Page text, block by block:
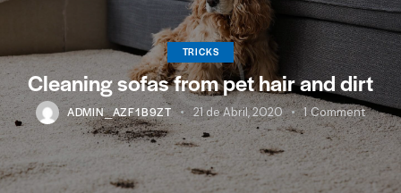
TRICKS
Cleaning sofas from pet hair and dirt
ADMIN_AZF1B9ZT 21 de Abril, 2020 1 Comment